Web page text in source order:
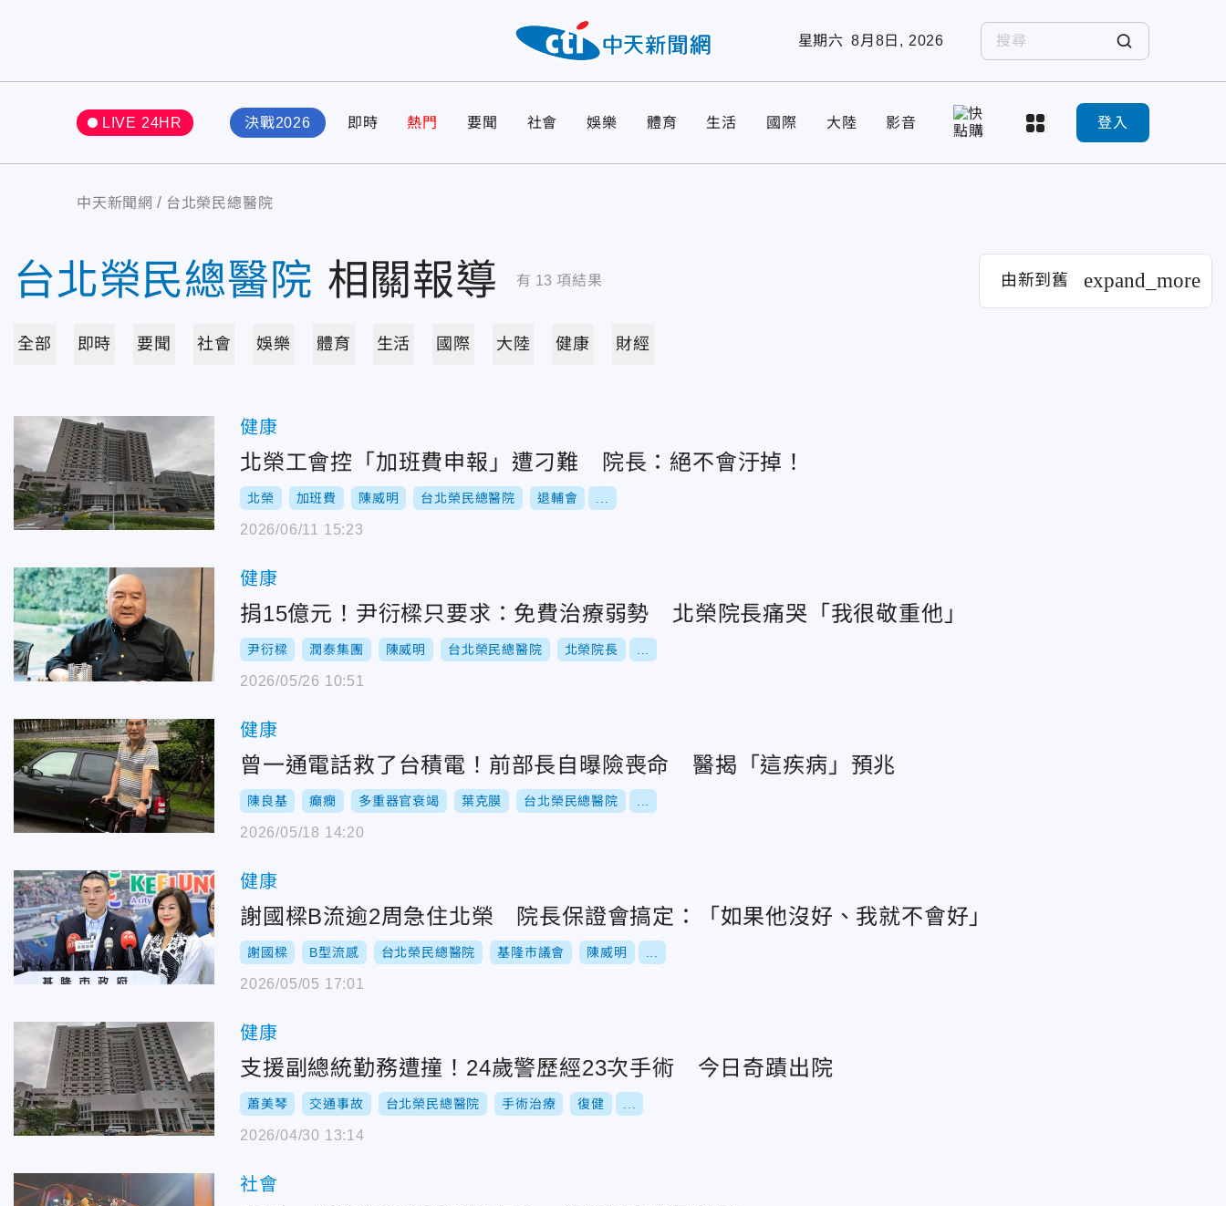
星期六 8月8日, 2026
LIVE 24HR 決戰2026 即時 熱門 要聞 社會 娛樂 體育 生活 國際 大陸 影音 登入
中天新聞網 台北榮民總醫院
台北榮民總醫院 相關報導 有 13 項結果 由新到舊 expand_more
全部 即時 要聞 社會 娛樂 體育 生活 國際 大陸 健康 財經
健康
北榮工會控「加班費申報」遭刁難 院長：絕不會汙掉！
北榮 加班費 陳威明 台北榮民總醫院 退輔會
2026/06/11 15:23
健康
捐15億元！尹衍樑只要求：免費治療弱勢 北榮院長痛哭「我很敬重他」
尹衍樑 潤泰集團 陳威明 台北榮民總醫院 北榮院長
2026/05/26 10:51
健康
曾一通電話救了台積電！前部長自曝險喪命 醫揭「這疾病」預兆
陳良基 癲癇 多重器官衰竭 葉克膜 台北榮民總醫院
2026/05/18 14:20
健康
謝國樑B流逾2周急住北榮 院長保證會搞定：「如果他沒好、我就不會好」
謝國樑 B型流感 台北榮民總醫院 基隆市議會 陳威明
2026/05/05 17:01
健康
支援副總統勤務遭撞！24歲警歷經23次手術 今日奇蹟出院
蕭美琴 交通事故 台北榮民總醫院 手術治療 復健
2026/04/30 13:14
社會